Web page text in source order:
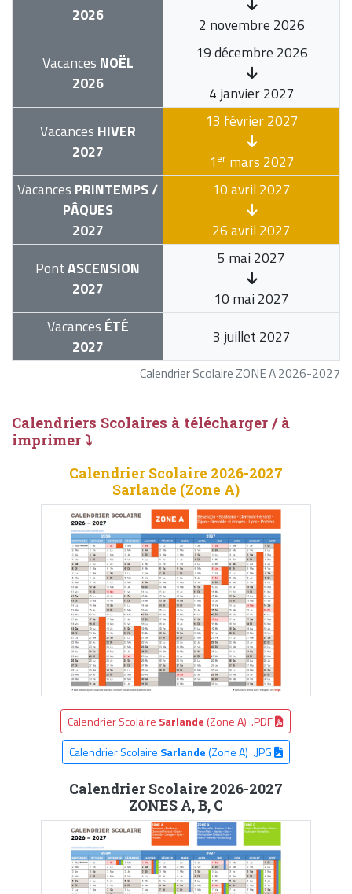
Calendrier Scolaire ZONE A 2026-2027
2026
2 novembre 2026
Vacances NOËL
2026
19 décembre 2026
4 janvier 2027
Vacances HIVER
2027
13 février 2027
1ermars 2027
Vacances PRINTEMPS /
PÂQUES
2027
10 avril 2027
26 avril 2027
PontASCENSION
2027
5 mai 2027
10 mai 2027
Vacances ÉTÉ
2027
3 juillet 2027
Calendriers Scolaires à télécharger / à
imprimer ⤵
Calendrier Scolaire 2026-2027
Sarlande (Zone A)
Calendrier Scolaire Sarlande (Zone A) .PDF
Calendrier Scolaire Sarlande(Zone A) .JPG
Calendrier Scolaire 2026-2027
ZONES A, B, C